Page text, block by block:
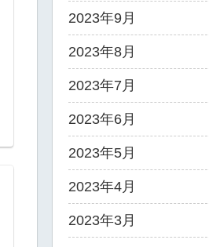
2023年9月
2023年8月
2023年7月
2023年6月
2023年5月
2023年4月
2023年3月